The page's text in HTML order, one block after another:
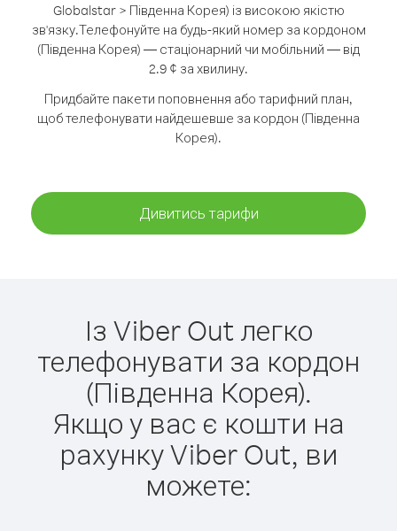
Globalstar > Південна Корея) із високою якістю
зв'язку.Телефонуйте на будь-який номер за кордоном
(Південна Корея) — стаціонарний чи мобільний — від
2.9 ¢ за хвилину.
Придбайте пакети поповнення або тарифний план,
щоб телефонувати найдешевше за кордон (Південна
Корея).
Дивитись тарифи
Із Viber Out легко
телефонувати за кордон
(Південна Корея).
Якщо у вас є кошти на
рахунку Viber Out, ви
можете: